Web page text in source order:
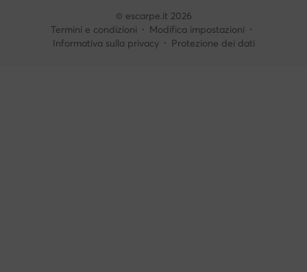
© escarpe.it 2026
Termini e condizioni
Modifica impostazioni
Informativa sulla privacy
Protezione dei dati